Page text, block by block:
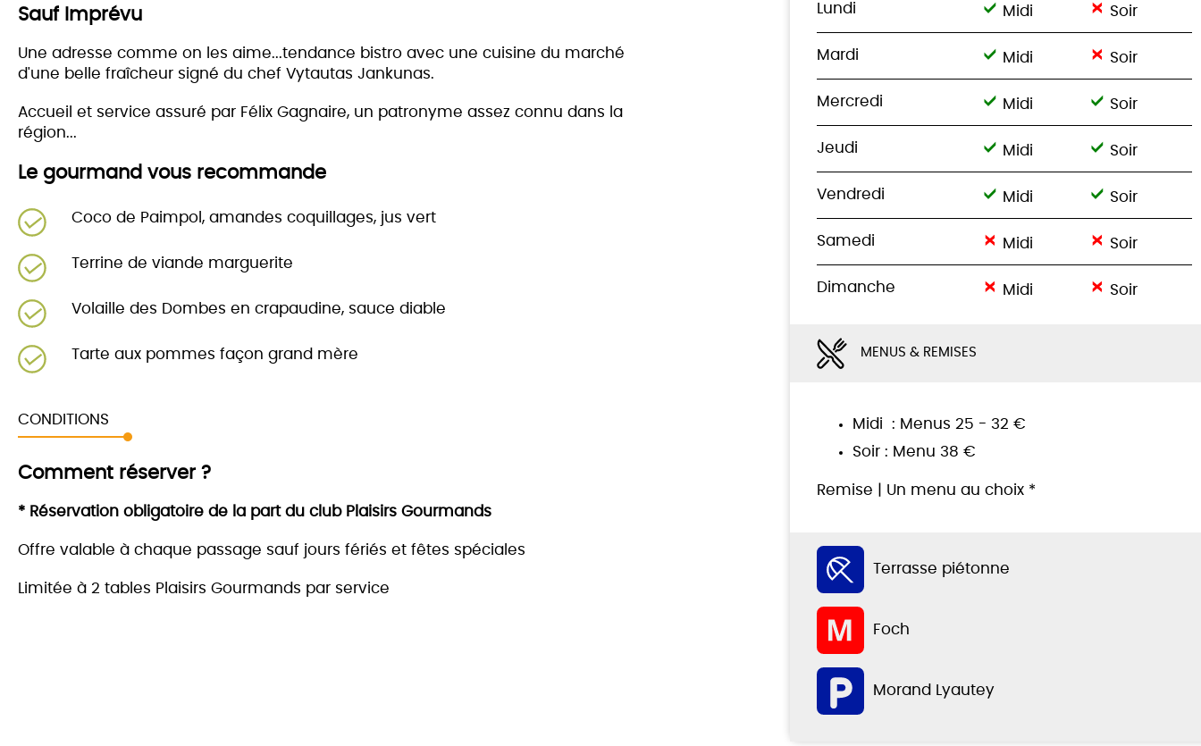
Lundi Midi Soir
Mardi Midi Soir
Mercredi Midi Soir
Jeudi Midi Soir
Vendredi Midi Soir
Samedi Midi Soir
Dimanche Midi Soir
MENUS & REMISES
Midi : Menus 25 - 32 €
Soir : Menu 38 €
Remise | Un menu au choix *
Terrasse piétonne
Foch
Morand Lyautey
Sauf Imprévu
Une adresse comme on les aime...tendance bistro avec une cuisine du marché
d'une belle fraîcheur signé du chef Vytautas Jankunas.
Accueil et service assuré par Félix Gagnaire, un patronyme assez connu dans la
région...
Le gourmand vous recommande
Coco de Paimpol, amandes coquillages, jus vert
Terrine de viande marguerite
Volaille des Dombes en crapaudine, sauce diable
Tarte aux pommes façon grand mère
CONDITIONS
Comment réserver ?
* Réservation obligatoire de la part du club Plaisirs Gourmands
Offre valable à chaque passage sauf jours fériés et fêtes spéciales
Limitée à 2 tables Plaisirs Gourmands par service